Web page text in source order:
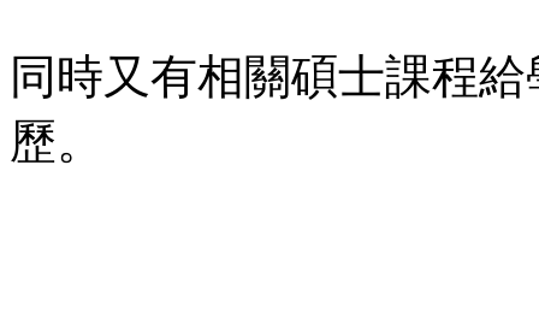
同時又有相關碩士課程
歷。